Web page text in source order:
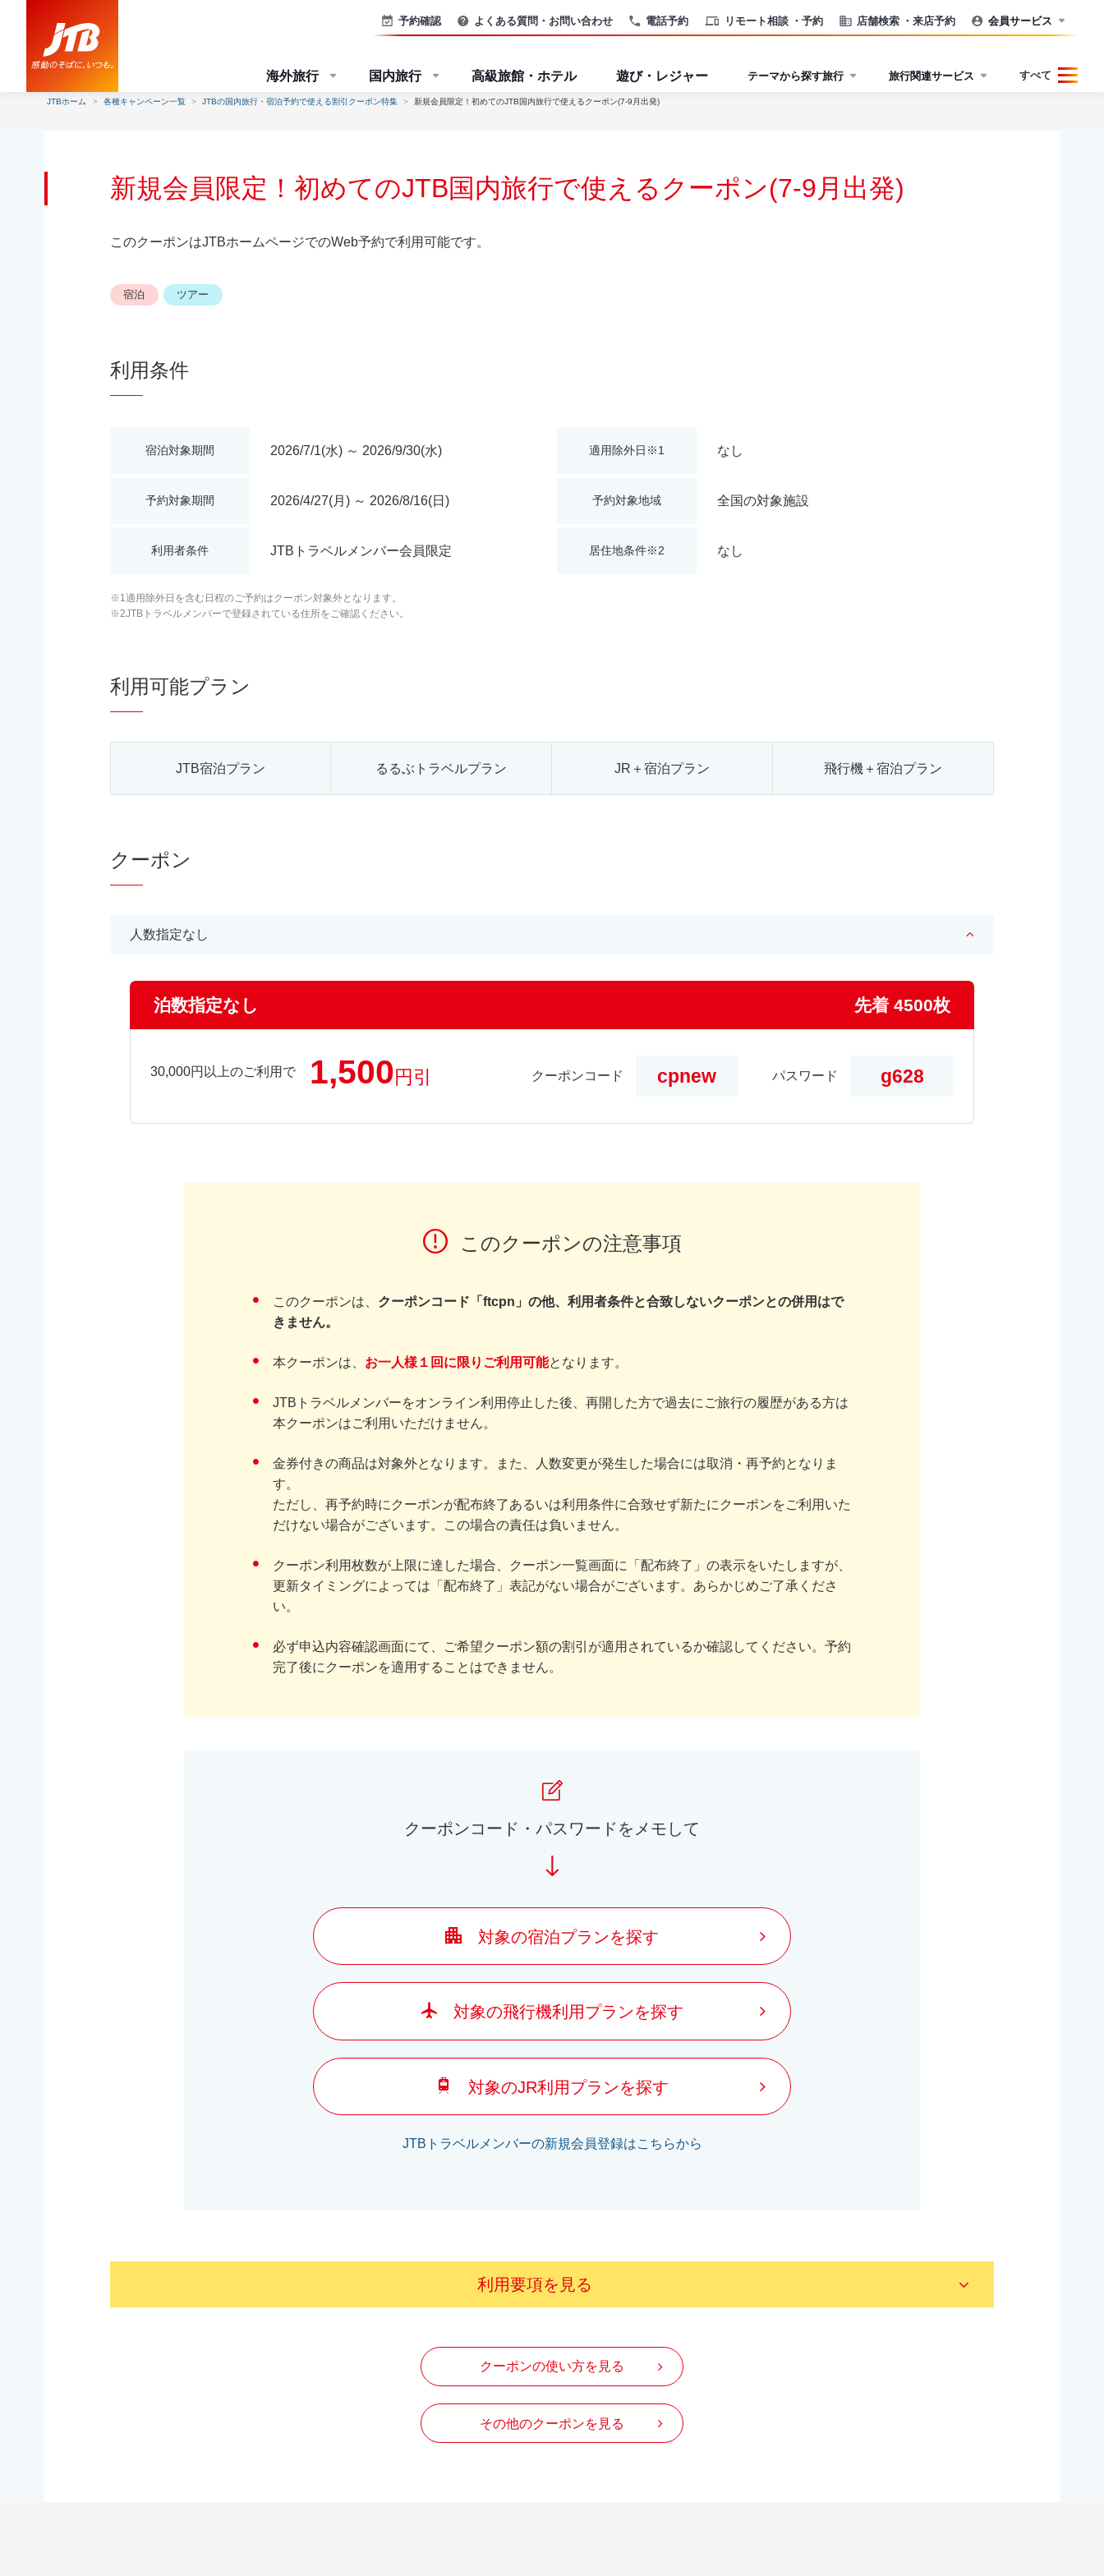
電話予約 リモート相談 ・予約 店舗検索 ・来店予約
予約確認 よくある質問・お問い合わせ 会員サービス
海外旅行 国内旅行 高級旅館・ホテル 遊び・レジャー テーマから探す旅行 旅行関連サービス すべて
JTBホーム 各種キャンペーン一覧 JTBの国内旅行・宿泊予約で使える割引クーポン特集 新規会員限定！初めてのJTB国内旅行で使えるクーポン(7-9月出発)
新規会員限定！初めてのJTB国内旅行で使えるクーポン(7-9月出発)
このクーポンはJTBホームページでのWeb予約で利用可能です。
宿泊 ツアー
利用条件
宿泊対象期間 2026/7/1(水) ～ 2026/9/30(水) 適用除外日※1 なし
予約対象期間 2026/4/27(月) ～ 2026/8/16(日) 予約対象地域 全国の対象施設
利用者条件 JTBトラベルメンバー会員限定 居住地条件※2 なし
※1適用除外日を含む日程のご予約はクーポン対象外となります。
※2JTBトラベルメンバーで登録されている住所をご確認ください。
利用可能プラン
JTB宿泊プラン るるぶトラベルプラン JR＋宿泊プラン 飛行機＋宿泊プラン
クーポン
人数指定なし
泊数指定なし 先着 4500枚
30,000円以上のご利用で 1,500円引 クーポンコード cpnew パスワード g628
このクーポンの注意事項
このクーポンは、 クーポンコード「ftcpn」の他、利用者条件と合致しないクーポンとの併用はで
きません。
本クーポンは、 お一人様１回に限りご利用可能となります。
JTBトラベルメンバーをオンライン利用停止した後、再開した方で過去にご旅行の履歴がある方は
本クーポンはご利用いただけません。
金券付きの商品は対象外となります。また、人数変更が発生した場合には取消・再予約となりま
す。
ただし、再予約時にクーポンが配布終了あるいは利用条件に合致せず新たにクーポンをご利用いた
だけない場合がございます。この場合の責任は負いません。
クーポン利用枚数が上限に達した場合、クーポン一覧画面に「配布終了」の表示をいたしますが、
更新タイミングによっては「配布終了」表記がない場合がございます。あらかじめご了承くださ
い。
必ず申込内容確認画面にて、ご希望クーポン額の割引が適用されているか確認してください。予約
完了後にクーポンを適用することはできません。
クーポンコード・パスワードをメモして
対象の宿泊プランを探す
対象の飛行機利用プランを探す
対象のJR利用プランを探す
JTBトラベルメンバーの新規会員登録はこちらから
利用要項を見る
クーポンの使い方を見る
その他のクーポンを見る